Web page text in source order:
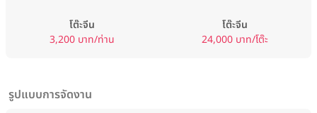
โต๊ะจีน
3,200 บาท/ท่าน
โต๊ะจีน
24,000 บาท/โต๊ะ
รูปแบบการจัดงาน